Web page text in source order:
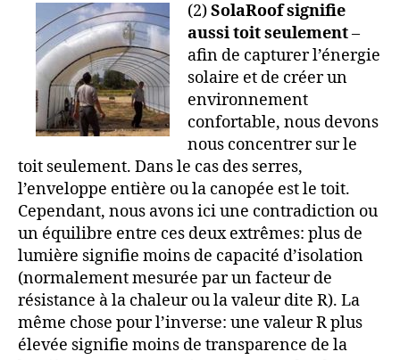
(2)SolaRoof signifie
aussi toit seulement–
afin de capturer l’énergie
solaire et de créer un
environnement
confortable, nous devons
nous concentrer sur le
toit seulement. Dans le cas des serres,
l’enveloppe entière ou la canopée est le toit.
Cependant, nous avons ici une contradiction ou
un équilibre entre ces deux extrêmes: plus de
lumière signifie moins de capacité d’isolation
(normalement mesurée par un facteur de
résistance à la chaleur ou la valeur dite R). La
même chose pour l’inverse: une valeur R plus
élevée signifie moins de transparence de la